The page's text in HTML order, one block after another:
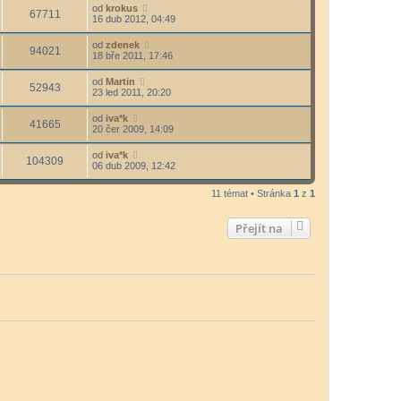
67711 od krokus
16 dub 2012, 04:49
94021 od zdenek
18 bře 2011, 17:46
52943 od Martin
23 led 2011, 20:20
41665 od iva*k
20 čer 2009, 14:09
104309 od iva*k
06 dub 2009, 12:42
11 témat • Stránka 1 z 1
Přejít na